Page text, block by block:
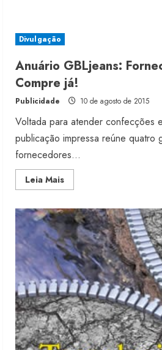
FORNECEDORES
2015:
Divulgação
Anuário GBLjeans:
Compre já!
Publicidade 10 de agosto de 2015
Voltada para atender confecções
publicação impressa reúne quatro
fornecedores...
Leia MaisRead
more
GBLjeans:
Fornecedores
2015.
Compre
já!